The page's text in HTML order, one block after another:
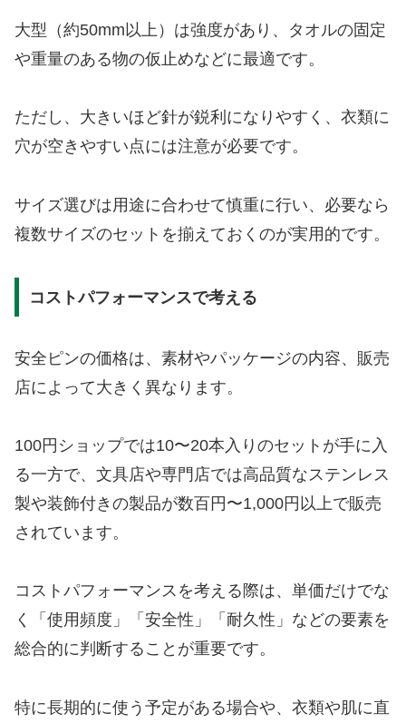
大型（約50mm以上）は強度があり、タオルの固定
や重量のある物の仮止めなどに最適です。
ただし、大きいほど針が鋭利になりやすく、衣類に
穴が空きやすい点には注意が必要です。
サイズ選びは用途に合わせて慎重に行い、必要なら
複数サイズのセットを揃えておくのが実用的です。
コストパフォーマンスで考える
安全ピンの価格は、素材やパッケージの内容、販売
店によって大きく異なります。
100円ショップでは10〜20本入りのセットが手に入
る一方で、文具店や専門店では高品質なステンレス
製や装飾付きの製品が数百円〜1,000円以上で販売
されています。
コストパフォーマンスを考える際は、単価だけでな
く「使用頻度」「安全性」「耐久性」などの要素を
総合的に判断することが重要です。
特に長期的に使う予定がある場合や、衣類や肌に直